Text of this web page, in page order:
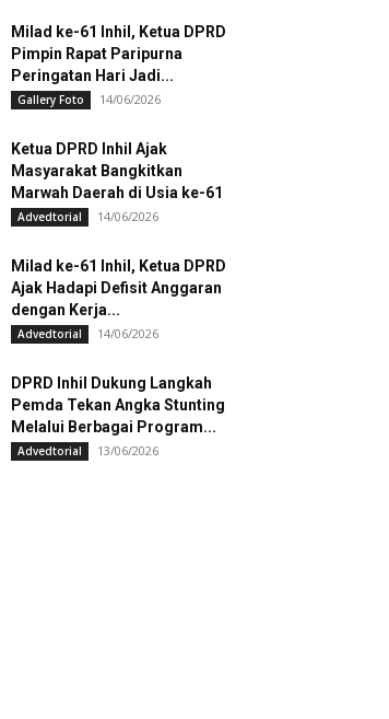
Milad ke-61 Inhil, Ketua DPRD
Pimpin Rapat Paripurna
Peringatan Hari Jadi...
Gallery Foto 14/06/2026
Ketua DPRD Inhil Ajak
Masyarakat Bangkitkan
Marwah Daerah di Usia ke-61
Advedtorial 14/06/2026
Milad ke-61 Inhil, Ketua DPRD
Ajak Hadapi Defisit Anggaran
dengan Kerja...
Advedtorial 14/06/2026
DPRD Inhil Dukung Langkah
Pemda Tekan Angka Stunting
Melalui Berbagai Program...
Advedtorial 13/06/2026